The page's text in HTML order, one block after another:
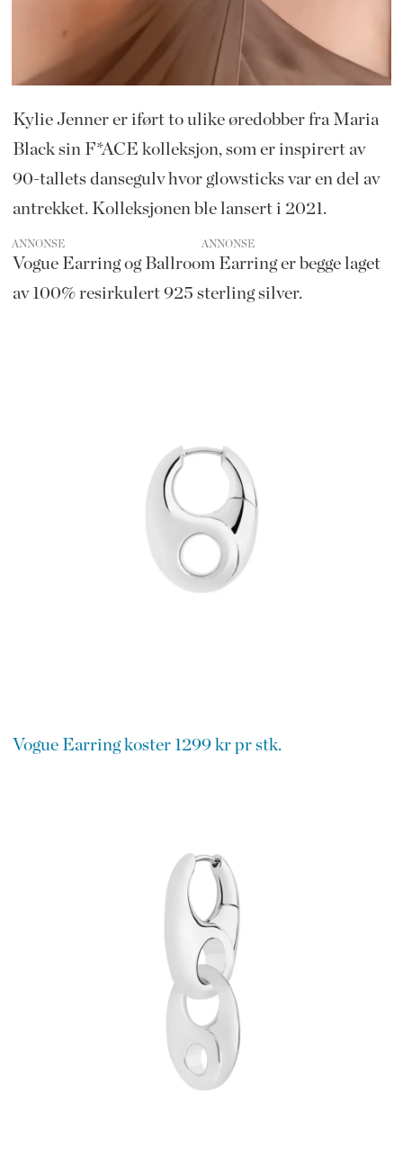
Kylie Jenner er iført to ulike øredobber fra Maria
Black sin F*ACE kolleksjon, som er inspirert av
90-tallets dansegulv hvor glowsticks var en del av
antrekket. Kolleksjonen ble lansert i 2021.
ANNONSE
Vogue Earring og Ballroom Earring er begge laget
av100% resirkulert 925 sterling silver.
Vogue Earring koster 1299 kr pr stk.